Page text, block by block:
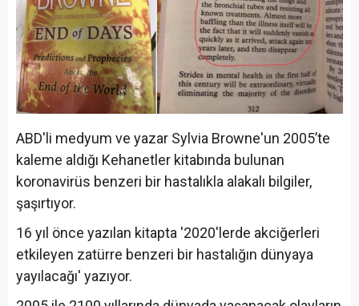
ABD'li medyum ve yazar Sylvia Browne'un 2005’te
kaleme aldığı Kehanetler kitabında bulunan
koronavirüs benzeri bir hastalıkla alakalı bilgiler,
şaşırtıyor.
16 yıl önce yazılan kitapta '2020'lerde akciğerleri
etkileyen zatürre benzeri bir hastalığın dünyaya
yayılacağı' yazıyor.